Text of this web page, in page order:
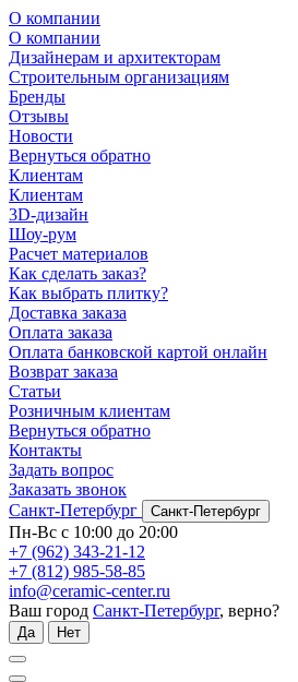
О компании
О компании
Дизайнерам и архитекторам
Строительным организациям
Бренды
Отзывы
Новости
Вернуться обратно
Клиентам
Клиентам
3D-дизайн
Шоу-рум
Расчет материалов
Как сделать заказ?
Как выбрать плитку?
Доставка заказа
Оплата заказа
Оплата банковской картой онлайн
Возврат заказа
Статьи
Розничным клиентам
Вернуться обратно
Контакты
Задать вопрос
Заказать звонок
Санкт-Петербург
Санкт-Петербург
Пн-Вс с 10:00 до 20:00
+7 (962) 343-21-12
+7 (812) 985-58-85
info@ceramic-center.ru
Ваш город Санкт-Петербург, верно?
Да Нет